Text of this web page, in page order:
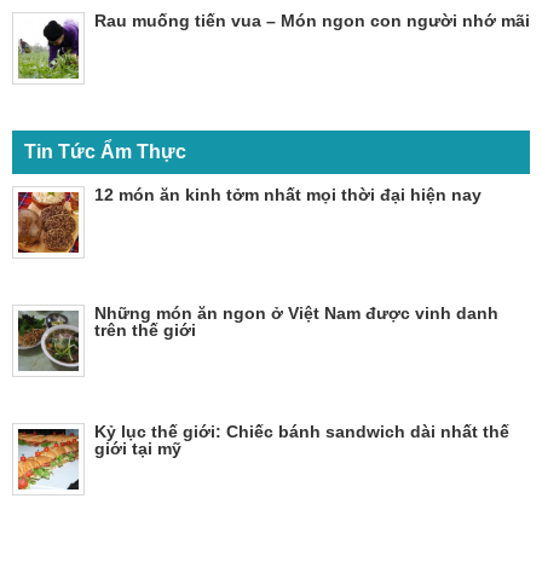
Rau muống tiến vua – Món ngon con người nhớ mãi
Tin Tức Ẩm Thực
12 món ăn kinh tởm nhất mọi thời đại hiện nay
Những món ăn ngon ở Việt Nam được vinh danh
trên thế giới
Kỷ lục thế giới: Chiếc bánh sandwich dài nhất thế
giới tại mỹ